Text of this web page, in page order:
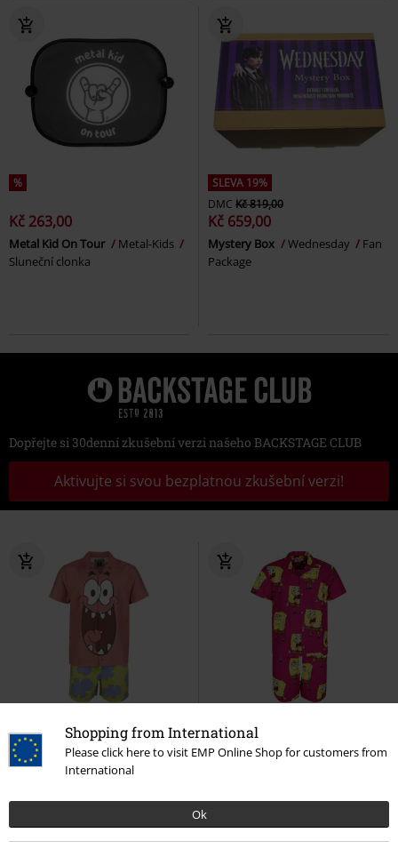
Shopping from International
Please click here to visit EMP Online Shop for customers from
International
Ok
%
Kč 263,00
Metal Kid On Tour
Metal-Kids
Sluneční clonka
SLEVA 19%
DMC Kč 819,00
Kč 659,00
Mystery Box Wednesday
Fan
Package
Dopřejte si 30denní zkušební verzi našeho BACKSTAGE CLUB
Aktivujte si svou bezplatnou zkušební verzi!
Kč 819,00
Suitmaster - Patrick
SpongeBob
SquarePants
Kostým
Kč 819,00
SpongeBob SquarePants